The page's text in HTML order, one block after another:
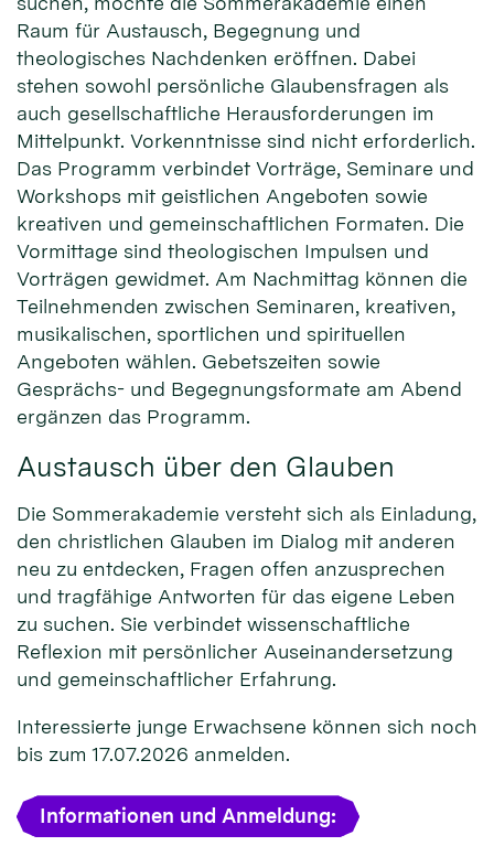
Raum für Austausch, Begegnung und
theologisches Nachdenken eröffnen. Dabei
stehen sowohl persönliche Glaubensfragen als
auch gesellschaftliche Herausforderungen im
Mittelpunkt. Vorkenntnisse sind nicht erforderlich.
Das Programm verbindet Vorträge, Seminare und
Workshops mit geistlichen Angeboten sowie
kreativen und gemeinschaftlichen Formaten. Die
Vormittage sind theologischen Impulsen und
Vorträgen gewidmet. Am Nachmittag können die
Teilnehmenden zwischen Seminaren, kreativen,
musikalischen, sportlichen und spirituellen
Angeboten wählen. Gebetszeiten sowie
Gesprächs- und Begegnungsformate am Abend
ergänzen das Programm.
Austausch über den Glauben
Die Sommerakademie versteht sich als Einladung,
den christlichen Glauben im Dialog mit anderen
neu zu entdecken, Fragen offen anzusprechen
und tragfähige Antworten für das eigene Leben
zu suchen. Sie verbindet wissenschaftliche
Reflexion mit persönlicher Auseinandersetzung
und gemeinschaftlicher Erfahrung.
Interessierte junge Erwachsene können sich noch
bis zum 17.07.2026 anmelden.
Informationen und Anmeldung: